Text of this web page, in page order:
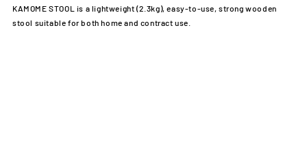
KAMOME STOOL is a lightweight (2.3kg), easy-to-use, strong wooden
stool suitable for both home and contract use.